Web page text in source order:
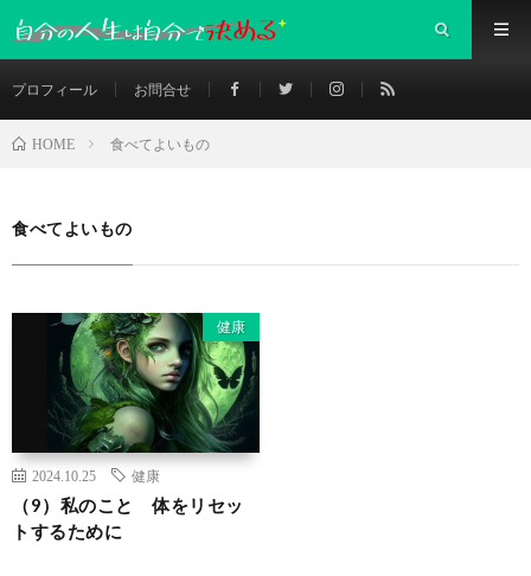
プロフィール お問合せ
HOME 食べてよいもの
食べてよいもの
健康
2024.10.25 健康
（9）私のこと 体をリセッ
トするために